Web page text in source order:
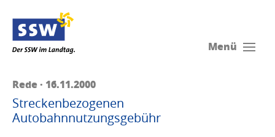
Menü
Rede · 16.11.2000
Streckenbezogenen
Autobahnnutzungsgebühr